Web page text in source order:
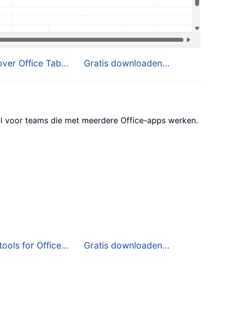
Office Tab... Gratis downloaden...
teams die met meerdere Office-apps werken.
for Office... Gratis downloaden...